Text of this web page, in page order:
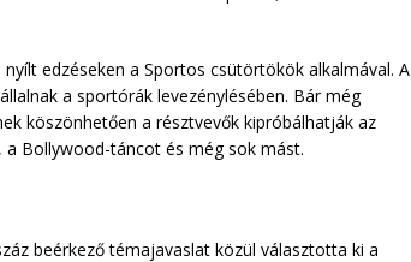
edzéseken a Sportos csütörtökök alkalmával. A
a sportórák levezénylésében. Bár még
köszönhetően a résztvevők kipróbálhatják az
Bollywood-táncot és még sok mást.
beérkező témajavaslat közül választotta ki a